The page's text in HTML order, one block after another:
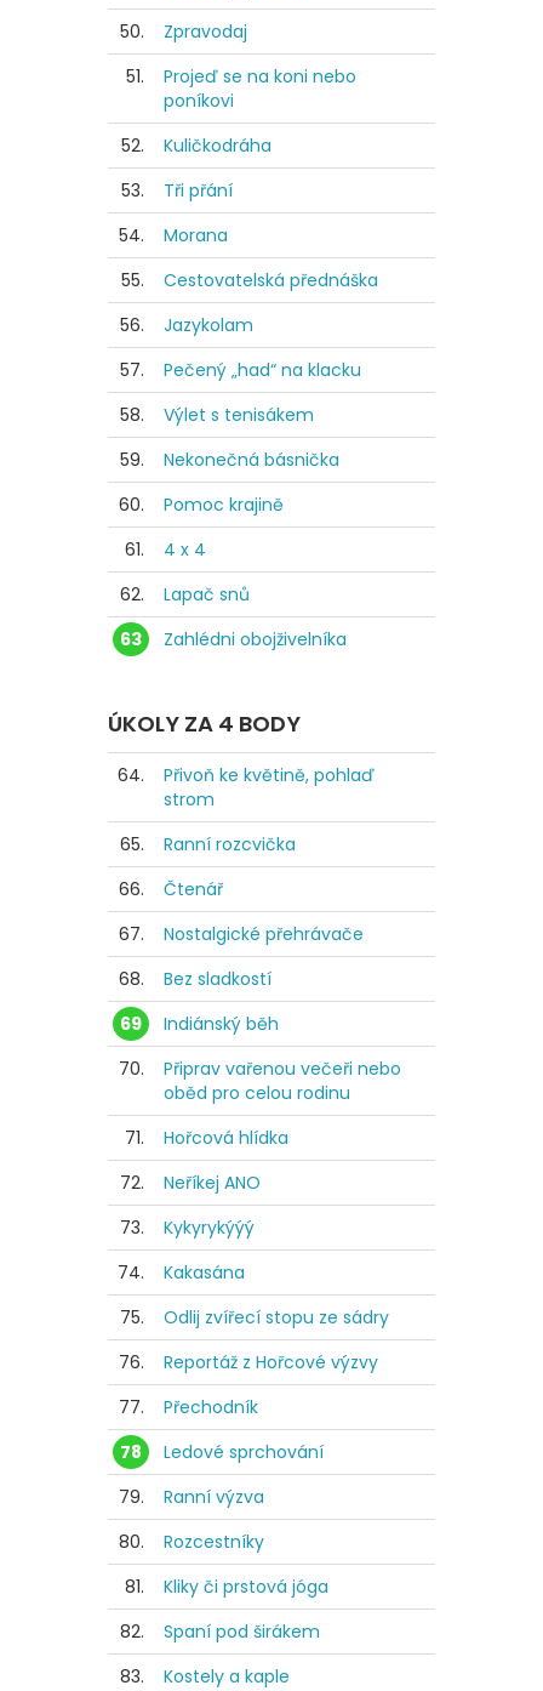
50.
Zpravodaj
51.
Projeď se na koni nebo
poníkovi
52.
Kuličkodráha
53.
Tři přání
54.
Morana
55.
Cestovatelská přednáška
56.
Jazykolam
57.
Pečený „had“ na klacku
58.
Výlet s tenisákem
59.
Nekonečná básnička
60.
Pomoc krajině
61.
4 x 4
62.
Lapač snů
63
Zahlédni obojživelníka
ÚKOLY ZA 4 BODY
64.
Přivoň ke květině, pohlaď
strom
65.
Ranní rozcvička
66.
Čtenář
67.
Nostalgické přehrávače
68.
Bez sladkostí
69
Indiánský běh
70.
Připrav vařenou večeři nebo
oběd pro celou rodinu
71.
Hořcová hlídka
72.
Neříkej ANO
73.
Kykyrykýýý
74.
Kakasána
75.
Odlij zvířecí stopu ze sádry
76.
Reportáž z Hořcové výzvy
77.
Přechodník
78
Ledové sprchování
79.
Ranní výzva
80.
Rozcestníky
81.
Kliky či prstová jóga
82.
Spaní pod širákem
83.
Kostely a kaple